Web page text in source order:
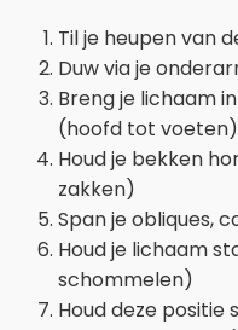
Til je heupen van
Duw via je
Breng je lichaam
(hoofd tot voeten)
Houd je bekken
zakken)
Span je obliques,
Houd je lichaam
schommelen)
Houd deze positie